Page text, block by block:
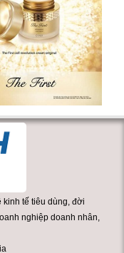
kinh tế tiêu dùng, đời
nghiệp doanh nhân,